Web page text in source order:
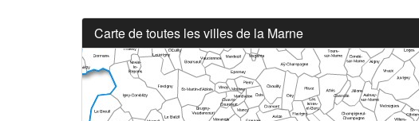
Carte de toutes les villes de la Marne